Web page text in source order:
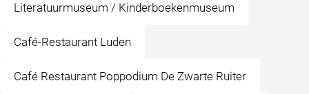
Literatuurmuseum / Kinderboekenmuseum
Café-Restaurant Luden
Café Restaurant Poppodium De Zwarte Ruiter